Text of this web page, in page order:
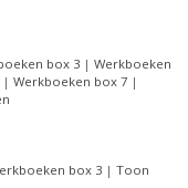
box 3 | Werkboeken
| Werkboeken box 7 |
box 3 | Toon